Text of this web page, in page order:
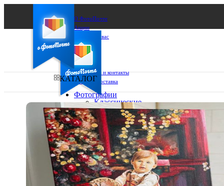
О ФотоПочте
Акции
Сделаем за вас
Бизнесу
FAQ
Франшиза
Поддержка и контакты
Оплата и доставка
Ваш город:
Ваш регион доставки
Выберите из списка:
КАТАЛОГ
Фотографии
Классические
фото
10х10
10х15
13х18
15х15
15х20
20х20
20х30
30х30